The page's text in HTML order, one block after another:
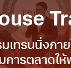
เทรนนิ่งภา
การตลาดใ